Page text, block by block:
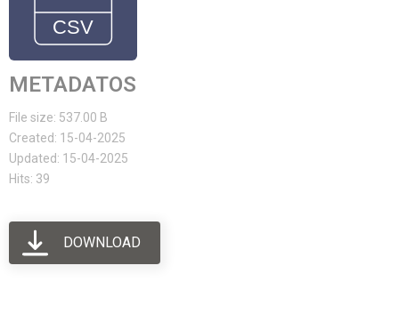
METADATOS
File size: 537.00 B
Created: 15-04-2025
Updated: 15-04-2025
Hits: 39
DOWNLOAD